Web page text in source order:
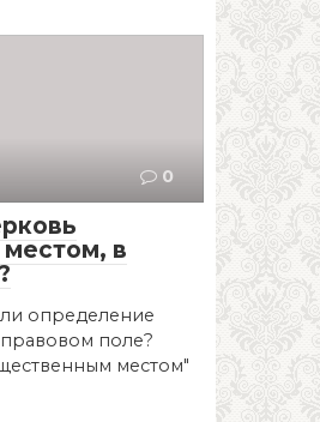
0
в
определение
поле?
местом"